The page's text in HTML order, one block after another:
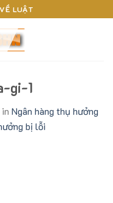
LUẬT
gi-1
in Ngân hàng thụ hưởng
bị lỗi